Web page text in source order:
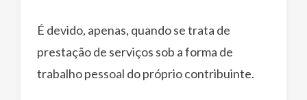
É devido, apenas, quando se trata de
prestação de serviços sob a forma de
trabalho pessoal do próprio contribuinte.